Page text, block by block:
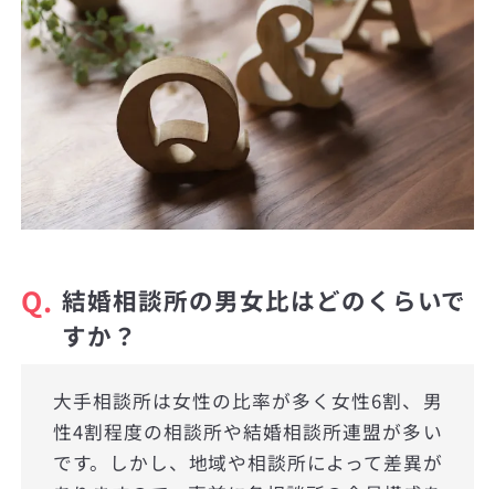
Q. 結婚相談所の男女比はどのくらいで
すか？
大手相談所は女性の比率が多く女性6割、男
性4割程度の相談所や結婚相談所連盟が多い
です。しかし、地域や相談所によって差異が